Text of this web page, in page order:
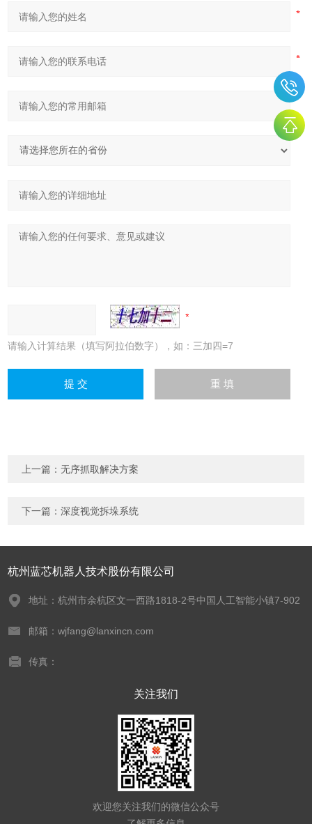
请输入计算结果（填写阿拉伯数字），如：三加四=7
上一篇：无序抓取解决方案
下一篇：深度视觉拆垛系统
杭州蓝芯机器人技术股份有限公司
地址：杭州市余杭区文一西路1818-2号中国人工智能小镇7-902
邮箱：wjfang@lanxincn.com
传真：
关注我们
欢迎您关注我们的微信公众号